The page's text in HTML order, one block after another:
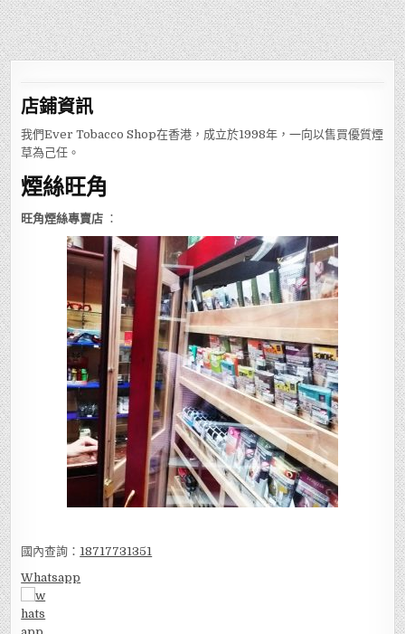
店鋪資訊
我們Ever Tobacco Shop在香港，成立於1998年，一向以售買優質煙
草為己任。
煙絲旺角
旺角煙絲專賣店 ：
國內查詢： 18717731351
Whatsapp